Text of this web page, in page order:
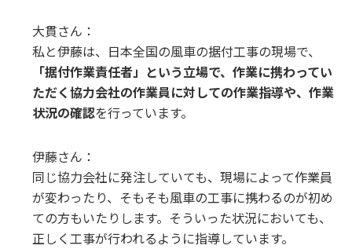
大貫さん：
私と伊藤は、日本全国の風車の据付工事の現場で、
「据付作業責任者」という立場で、作業に携わってい
ただく協力会社の作業員に対しての作業指導や、作業
状況の確認を行っています。
伊藤さん：
同じ協力会社に発注していても、現場によって作業員
が変わったり、そもそも風車の工事に携わるのが初め
ての方もいたりします。そういった状況においても、
正しく工事が行われるように指導しています。